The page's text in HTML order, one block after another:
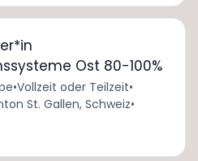
Ost 80-100%
•Vollzeit oder Teilzeit•
St. Gallen, Schweiz•